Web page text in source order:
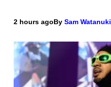
2 hours agoBy Sam Watanuki